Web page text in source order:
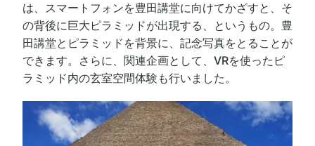
は、スマートフォンを豊田講堂に向けてかざすと、そ
の背後に巨大ピラミッドが出現する、というもの。豊
田講堂とピラミッドを背景に、記念写真をとることが
できます。さらに、関連企画として、VRを使ったピ
ラミッド内の玄室空間体験も行いました。